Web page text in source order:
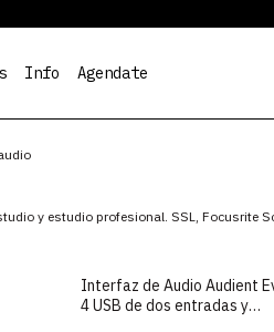
Info Agendate
y estudio profesional. SSL, Focusrite
Interfaz de Audio Audient
4 USB de dos entradas y